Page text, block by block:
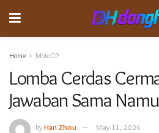
Home MotoGP
Lomba Cerdas
Jawaban Sama
byHan Zhou May 11, 2026